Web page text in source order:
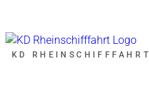
KD RHEINSCHIFFFAHRT